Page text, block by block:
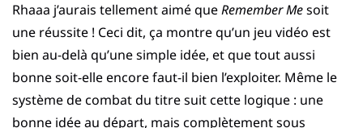
Rhaaa j’aurais tellement aimé queRemember Mesoit
une réussite ! Ceci dit, ça montre qu’un jeu vidéo est
bien au-delà qu’une simple idée, et que tout aussi
bonne soit-elle encore faut-il bien l’exploiter. Même le
système de combat du titre suit cette logique : une
bonne idée au départ, mais complètement sous